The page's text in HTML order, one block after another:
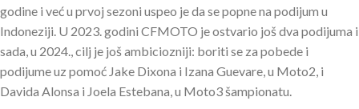
godine i već u prvoj sezoni uspeo je da se popne na podijum u
Indoneziji. U 2023. godini CFMOTO je ostvario još dva podijuma i
sada, u 2024., cilj je još ambiciozniji: boriti se za pobede i
podijume uz pomoć Jake Dixona i Izana Guevare, u Moto2, i
Davida Alonsa i Joela Estebana, u Moto3 šampionatu.